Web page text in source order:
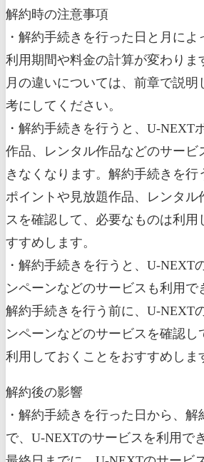
解約時の注意事項
・解約手続きを行った日と月に
利用期間や料金の計算が変わりま
月の違いについては、前章で説明
考にしてください。
・解約手続きを行うと、U-NEXT
作品、レンタル作品などのサービ
きなくなります。解約手続きを行
ポイントや見放題作品、レンタル
スを確認して、必要なものは利用
すすめします。
・解約手続きを行うと、U-NEXT
ンペーンなどのサービスも利用で
解約手続きを行う前に、U-NEXT
ンペーンなどのサービスを確認し
利用しておくことをおすすめしま
解約後の影響
・解約手続きを行った日から、解
で、U-NEXTのサービスを利用で